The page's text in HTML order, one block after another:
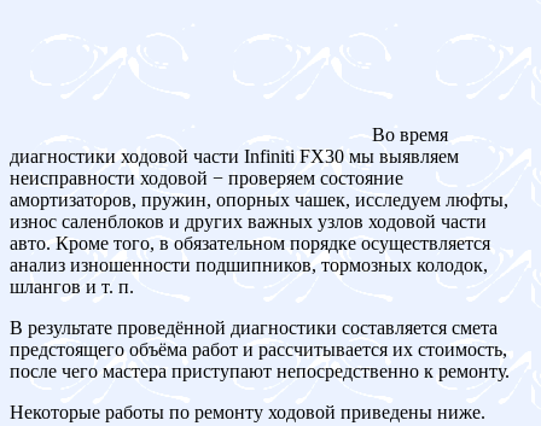
Во время
диагностики ходовой части Infiniti FX30 мы выявляем
неисправности ходовой − проверяем состояние
амортизаторов, пружин, опорных чашек, исследуем люфты,
износ саленблоков и других важных узлов ходовой части
авто. Кроме того, в обязательном порядке осуществляется
анализ изношенности подшипников, тормозных колодок,
шлангов и т. п.
В результате проведённой диагностики составляется смета
предстоящего объёма работ и рассчитывается их стоимость,
после чего мастера приступают непосредственно к ремонту.
Некоторые работы по ремонту ходовой приведены ниже.